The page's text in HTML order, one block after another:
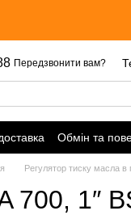
Передзвонити вам?
Обмін та
Регулятор тиску масла в
700, 1″